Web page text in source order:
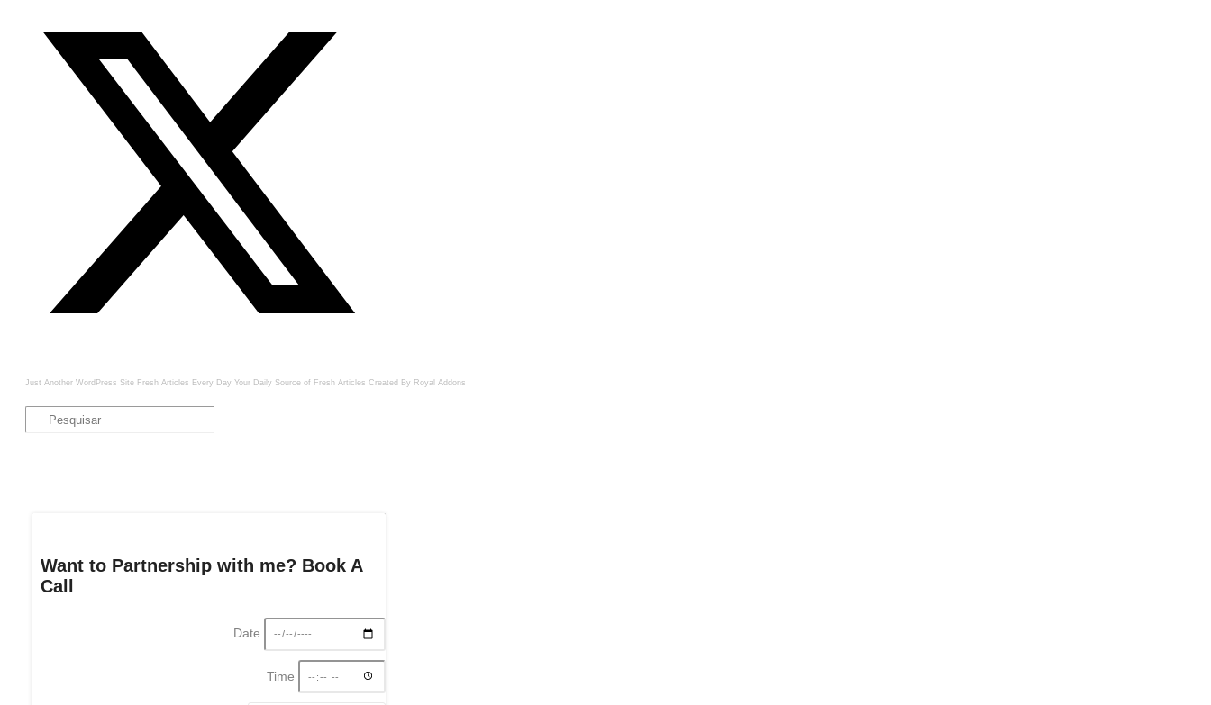
Just Another WordPress Site Fresh Articles Every Day Your Daily Source of Fresh Articles Created By Royal Addons
Want to Partnership with me? Book A
Call
Date
Time